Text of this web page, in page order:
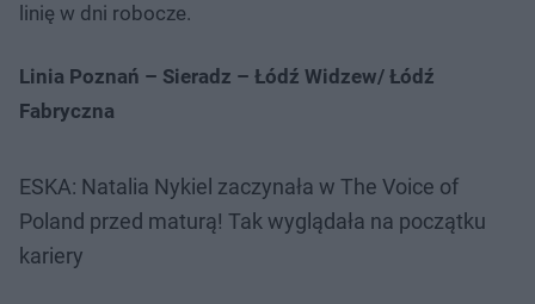
linię w dni robocze.
Linia Poznań – Sieradz – Łódź Widzew/ Łódź
Fabryczna
ESKA: Natalia Nykiel zaczynała w The Voice of
Poland przed maturą! Tak wyglądała na początku
kariery